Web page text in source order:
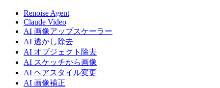
Renoise Agent
Claude Video
AI 画像アップスケーラー
AI 透かし除去
AI オブジェクト除去
AI スケッチから画像
AI ヘアスタイル変更
AI 画像補正